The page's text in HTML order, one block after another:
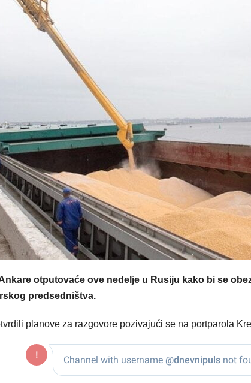
otputovaće ove nedelje u Rusiju kako bi se
predsedništva.
planove za razgovore pozivajući se na portparola